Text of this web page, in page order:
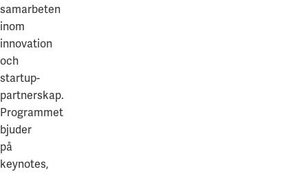
samarbeten
inom
innovation
och
startup-
partnerskap.
Programmet
bjuder
på
keynotes,